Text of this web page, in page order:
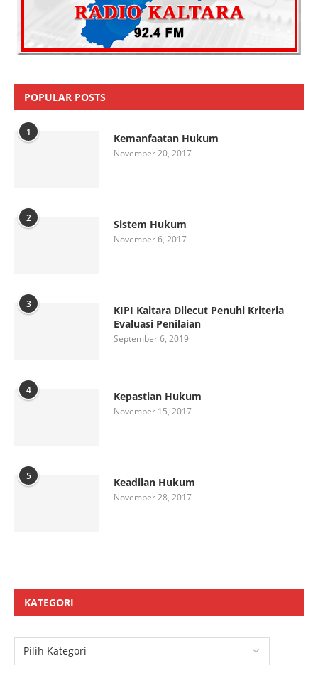
POPULAR POSTS
1 Kemanfaatan Hukum
November 20, 2017
2 Sistem Hukum
November 6, 2017
3
KIPI Kaltara Dilecut Penuhi Kriteria
Evaluasi Penilaian
September 6, 2019
4 Kepastian Hukum
November 15, 2017
5 Keadilan Hukum
November 28, 2017
KATEGORI